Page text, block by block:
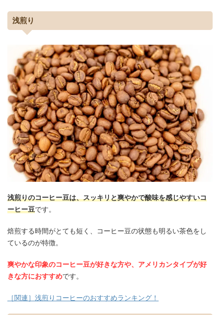
浅煎り
浅煎りのコーヒー豆は、スッキリと爽やかで酸味を感じやすいコ
ーヒー豆です。
焙煎する時間がとても短く、コーヒー豆の状態も明るい茶色をし
ているのが特徴。
爽やかな印象のコーヒー豆が好きな方や、アメリカンタイプが好
きな方におすすめです。
［関連］浅煎りコーヒーのおすすめランキング！